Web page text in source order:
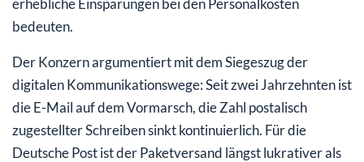
erhebliche Einsparungen bei den Personalkosten
bedeuten.
Der Konzern argumentiert mit dem Siegeszug der
digitalen Kommunikationswege: Seit zwei Jahrzehnten ist
die E-Mail auf dem Vormarsch, die Zahl postalisch
zugestellter Schreiben sinkt kontinuierlich. Für die
Deutsche Post ist der Paketversand längst lukrativer als